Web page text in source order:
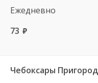
Ежедневно
73 руб.